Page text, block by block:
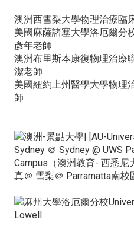
澳洲西雪梨大學物理治療臨
美國麻薩諸塞大學洛厄爾分
彥年老師
澳洲布里斯本康復物理治療
潔老師
美國紐約上州醫學大學物理
師